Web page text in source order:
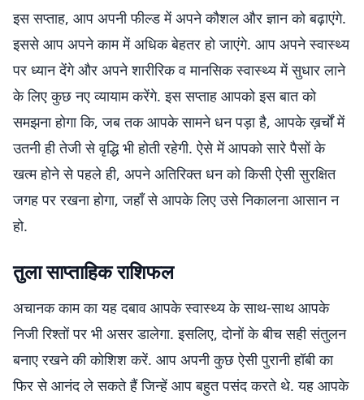
इस सप्ताह, आप अपनी फील्ड में अपने कौशल और ज्ञान को बढ़ाएंगे.
इससे आप अपने काम में अधिक बेहतर हो जाएंगे. आप अपने स्वास्थ्य
पर ध्यान देंगे और अपने शारीरिक व मानसिक स्वास्थ्य में सुधार लाने
के लिए कुछ नए व्यायाम करेंगे. इस सप्ताह आपको इस बात को
समझना होगा कि, जब तक आपके सामने धन पड़ा है, आपके ख़र्चों में
उतनी ही तेजी से वृद्धि भी होती रहेगी. ऐसे में आपको सारे पैसों के
खत्म होने से पहले ही, अपने अतिरिक्त धन को किसी ऐसी सुरक्षित
जगह पर रखना होगा, जहाँ से आपके लिए उसे निकालना आसान न
हो.
तुला साप्ताहिक राशिफल
अचानक काम का यह दबाव आपके स्वास्थ्य के साथ-साथ आपके
निजी रिश्तों पर भी असर डालेगा. इसलिए, दोनों के बीच सही संतुलन
बनाए रखने की कोशिश करें. आप अपनी कुछ ऐसी पुरानी हॉबी का
फिर से आनंद ले सकते हैं जिन्हें आप बहुत पसंद करते थे. यह आपके